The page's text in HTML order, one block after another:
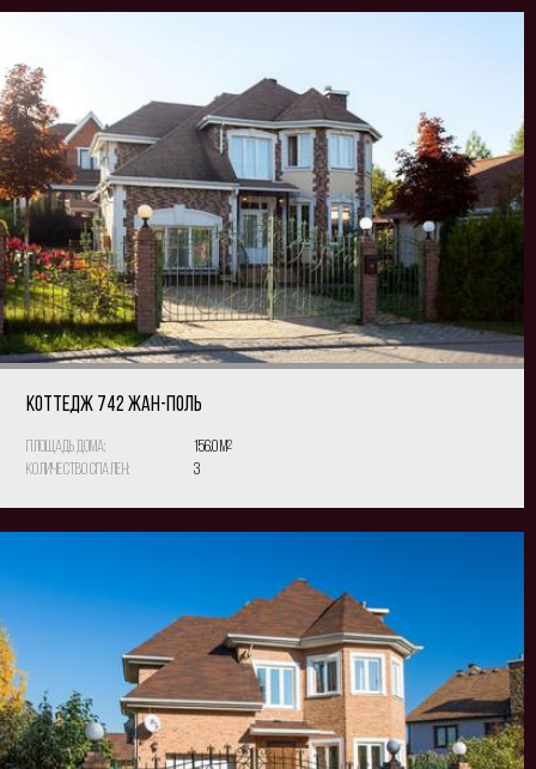
КОТТЕДЖ 742 Жан-Поль
Площадь дома: 156.0 м2
Количество спален: 3